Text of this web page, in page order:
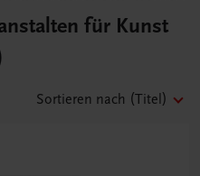
für Kunst
Sortieren nach (Titel)